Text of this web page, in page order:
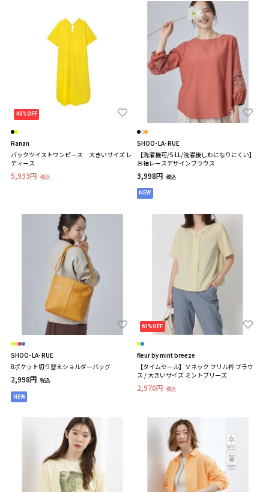
40%OFF
Ranan
バックツイストワンピース 大きいサイズ レ
ディース
5,933円 税込
SHOO･LA･RUE
【洗濯機可/S-LL/洗濯後しわになりにくい】
お袖レースデザインブラウス
3,998円 税込
NEW
SHOO･LA･RUE
8ポケット切り替えショルダーバッグ
2,998円 税込
NEW
61%OFF
fleur by mint breeze
【タイムセール】Ｖネック フリル衿 ブラウ
ス / 大きいサイズ ミントブリーズ
2,970円 税込